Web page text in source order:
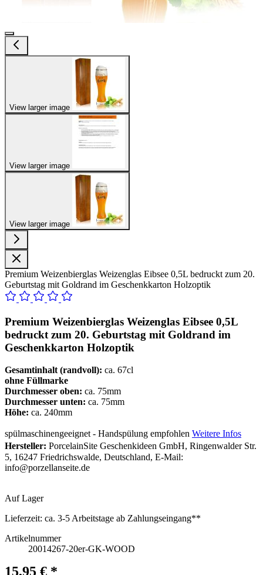
View larger image
View larger image
View larger image
Premium Weizenbierglas Weizenglas Eibsee 0,5L bedruckt zum 20.
Geburtstag mit Goldrand im Geschenkkarton Holzoptik
Premium Weizenbierglas Weizenglas Eibsee 0,5L
bedruckt zum 20. Geburtstag mit Goldrand im
Geschenkkarton Holzoptik
Gesamtinhalt (randvoll): ca. 67cl
ohne Füllmarke
Durchmesser oben: ca. 75mm
Durchmesser unten: ca. 75mm
Höhe: ca. 240mm
spülmaschinengeeignet - Handspülung empfohlen Weitere Infos
Hersteller: PorcelainSite Geschenkideen GmbH, Ringenwalder Str.
5, 16247 Friedrichswalde, Deutschland, E-Mail:
info@porzellanseite.de
Auf Lager
Lieferzeit: ca. 3-5 Arbeitstage ab Zahlungseingang**
Artikelnummer
20014267-20er-GK-WOOD
15,95 € *